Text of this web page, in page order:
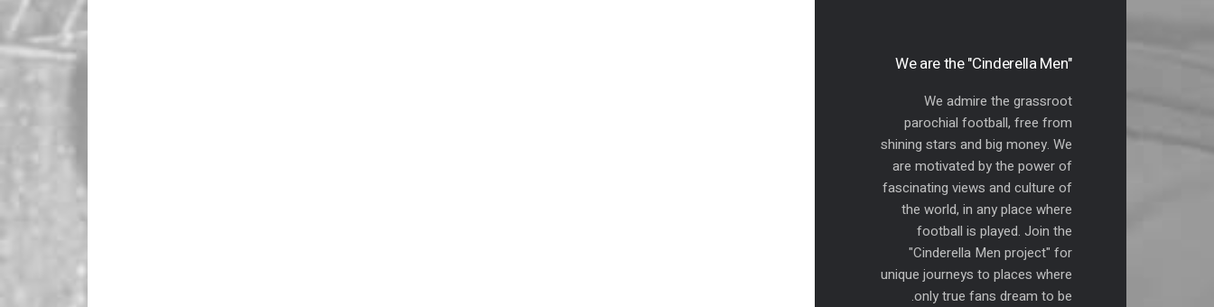
"We are the "Cinderella Men
We admire the grassroot
parochial football, free from
shining stars and big money. We
are motivated by the power of
fascinating views and culture of
the world, in any place where
football is played. Join the
"Cinderella Men project" for
unique journeys to places where
only true fans dream to be.